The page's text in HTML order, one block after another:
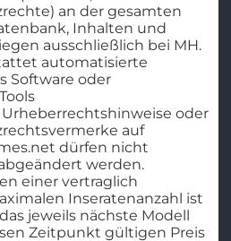
an der gesamten
Inhalten und
ausschließlich bei MH.
automatisierte
Software oder
oder
auf
dürfen nicht
werden.
einer vertraglich
Inseratenanzahl ist
jeweils nächste Modell
Zeitpunkt gültigen Preis